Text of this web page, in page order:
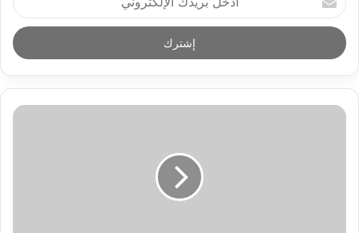
د
خ
ل
ر
د